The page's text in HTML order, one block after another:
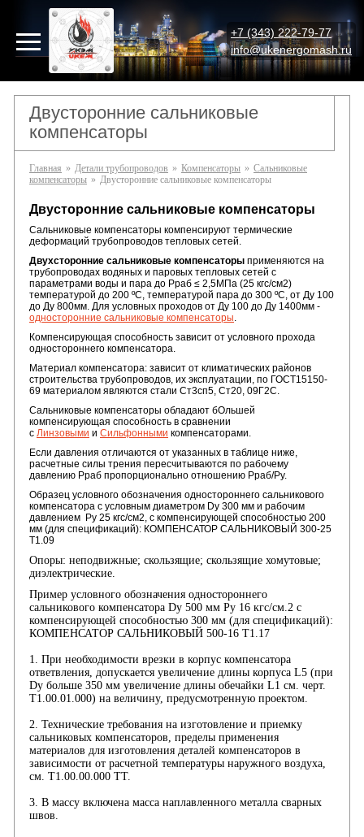
+7 (343) 222-79-77
info@ukenergomash.ru
Двусторонние сальниковые
компенсаторы
Главная » Детали трубопроводов » Компенсаторы » Сальниковые
компенсаторы » Двусторонние сальниковые компенсаторы
Двусторонние сальниковые компенсаторы
Сальниковые компенсаторы компенсируют термические
деформаций трубопроводов тепловых сетей.
Двухсторонние сальниковые компенсаторы применяются на
трубопроводах водяных и паровых тепловых сетей с
параметрами воды и пара до Рраб ≤ 2,5МПа (25 кгс/см2)
температурой до 200 ºС, температурой пара до 300 ºС, от Ду 100
до Ду 800мм. Для условных проходов от Ду 100 до Ду 1400мм -
односторонние сальниковые компенсаторы.
Компенсирующая способность зависит от условного прохода
одностороннего компенсатора.
Материал компенсатора: зависит от климатических районов
строительства трубопроводов, их эксплуатации, по ГОСТ15150-
69 материалом являются стали Ст3сп5, Ст20, 09Г2С.
Сальниковые компенсаторы обладают бОльшей
компенсирующая способность в сравнении
с Линзовыми и Сильфонными компенсаторами.
Если давления отличаются от указанных в таблице ниже,
расчетные силы трения пересчитываются по рабочему
давлению Рраб пропорционально отношению Рраб/Ру.
Образец условного обозначения одностороннего сальникового
компенсатора с условным диаметром Dy 300 мм и рабочим
давлением Ру 25 кгс/см2, с компенсирующей способностью 200
мм (для спецификаций): КОМПЕНСАТОР САЛЬНИКОВЫЙ 300-25
Т1.09
Опоры: неподвижные; скользящие; скользящие хомутовые;
диэлектрические.
Пример условного обозначения одностороннего
сальникового компенсатора Dy 500 мм Ру 16 кгс/см.2 с
компенсирующей способностью 300 мм (для спецификаций):
КОМПЕНСАТОР САЛЬНИКОВЫЙ 500-16 Т1.17
1. При необходимости врезки в корпус компенсатора
ответвления, допускается увеличение длины корпуса L5 (при
Dy больше 350 мм увеличение длины обечайки L1 см. черт.
Т1.00.01.000) на величину, предусмотренную проектом.
2. Технические требования на изготовление и приемку
сальниковых компенсаторов, пределы применения
материалов для изготовления деталей компенсаторов в
зависимости от расчетной температуры наружного воздуха,
см. Т1.00.00.000 ТТ.
3. В массу включена масса наплавленного металла сварных
швов.